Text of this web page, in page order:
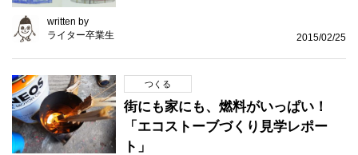
written by
ライター卒業生
2015/02/25
つくる
街にも家にも、燃料がいっぱい！
「エコストーブづくり見学レポー
ト」